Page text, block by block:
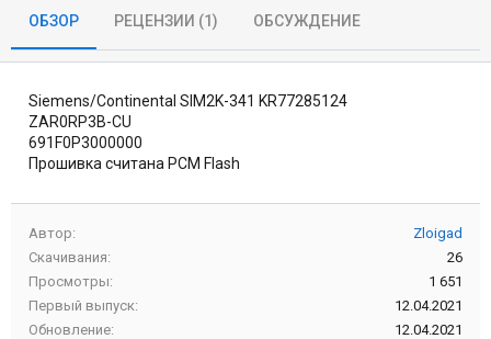
д
н
и
я
ОБЗОР РЕЦЕНЗИИ (1) ОБСУЖДЕНИЕ
Siemens/Continental SIM2K-341 KR77285124
ZAR0RP3B-CU
691F0P3000000
Прошивка считана PCM Flash
Автор
Zloigad
Скачивания
26
Просмотры
1 651
Первый выпуск
12.04.2021
Обновление
12.04.2021